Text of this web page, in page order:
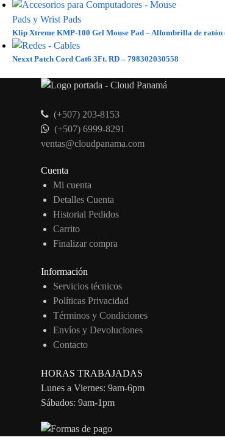
Klip Xtreme KMP-100 Gel Mouse Pad – Alfombrilla de ratón
Nexxt Patch Cord Cat6 3Ft. RD – 798302030558
(+507) 203-8153
(+507) 6999-8291
ventas@cloudpanama.com
Cuenta
Mi cuenta
Detalles Cuenta
Historial Pedidos
Carrito
Finalizar compra
Información
Servicios técnicos
Políticas Privacidad
Términos y Condiciones
Envíos y Devoluciones
Contacto
HORAS TRABAJADAS
Lunes a Viernes: 9am-6pm
Sábados: 9am-1pm